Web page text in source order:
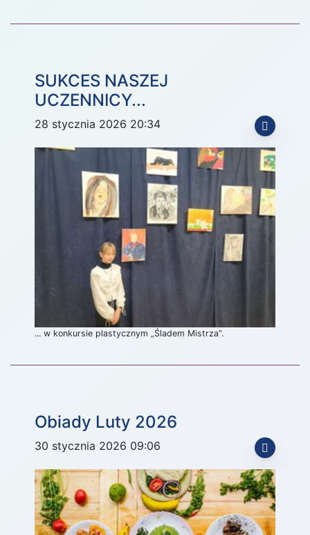
SUKCES NASZEJ
UCZENNICY...
28 stycznia 2026 20:34
... w konkursie plastycznym „Śladem Mistrza”.
Obiady Luty 2026
30 stycznia 2026 09:06